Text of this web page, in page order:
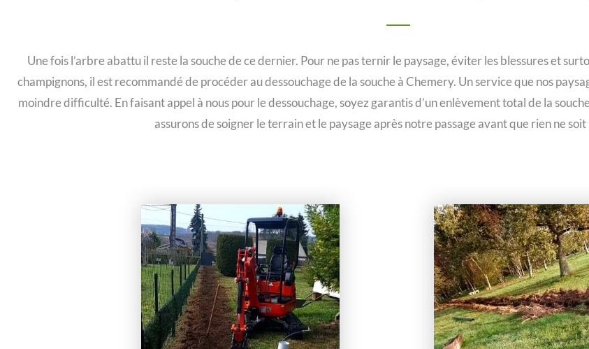
Une fois l’arbre abattu il reste la souche de ce dernier. Pour ne pas ternir le paysage, éviter les blessures et
champignons, il est recommandé de procéder au dessouchage de la souche à Chemery. Un service que nos
moindre difficulté. En faisant appel à nous pour le dessouchage, soyez garantis d’un enlèvement total de la
assurons de soigner le terrain et le paysage après notre passage avant que rien ne